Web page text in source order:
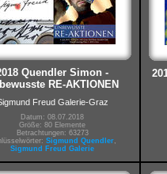
Quendler Simon -
RE-AKTIONEN
Freud Galerie-Graz
Datum: 08.07.2018
Größe: 80 Elemente
Betrachtungen: 63273
Sigmund Quendler,
Sigmund Freud Galerie